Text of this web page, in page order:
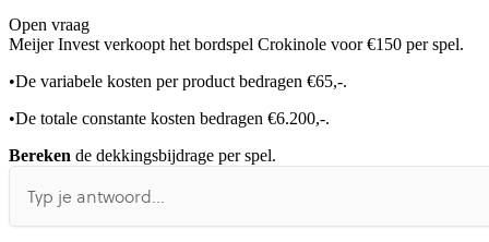
De uitleg gaat te langzaam
Open vraag
Meijer Invest verkoopt het bordspel Crokinole voor €150 per spel.
•De variabele kosten per product bedragen €65,-.
•De totale constante kosten bedragen €6.200,-.
Bereken de dekkingsbijdrage per spel.